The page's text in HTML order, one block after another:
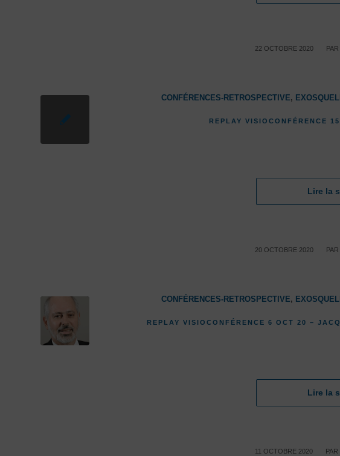
22 OCTOBRE 2020
/ PAR
CONFÉRENCES-RETROSPECTIVE,
REPLAY VISIOCONFÉRENCE
Lire la
20 OCTOBRE 2020
/ PAR
CONFÉRENCES-RETROSPECTIVE,
REPLAY VISIOCONFÉRENCE 6 OCT 20 –
Lire la
11 OCTOBRE 2020
/ PAR